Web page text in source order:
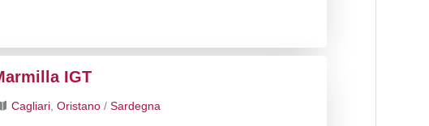
IGT
Cagliari ,Oristano /Sardegna